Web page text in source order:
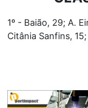
1º - Baião, 29; A.
Citânia Sanfins,